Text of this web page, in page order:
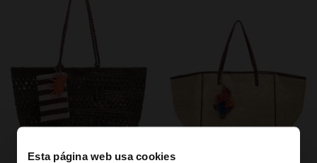
Esta página web usa cookies